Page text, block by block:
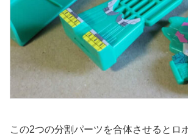
この2つの分割パーツを合体させるとロ